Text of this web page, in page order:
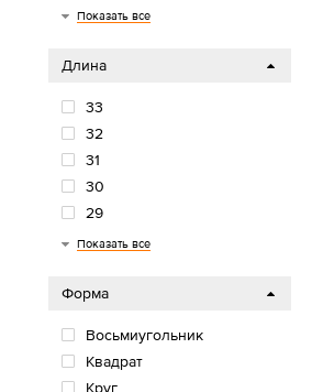
32
33
Показать все
Длина
33
32
31
30
29
28
27
26
Показать все
Форма
Восьмиугольник
Квадрат
Круг